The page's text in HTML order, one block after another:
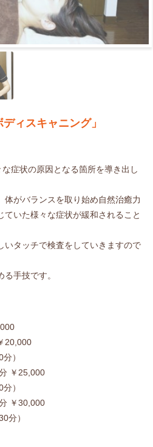
ィスキャニング」
症状の原因となる箇所を導き出し
がバランスを取り始め自然治癒力
いた様々な症状が緩和されること
いタッチで検査をしていきますので
手技です。
20,000
）
￥25,000
）
￥30,000
分）